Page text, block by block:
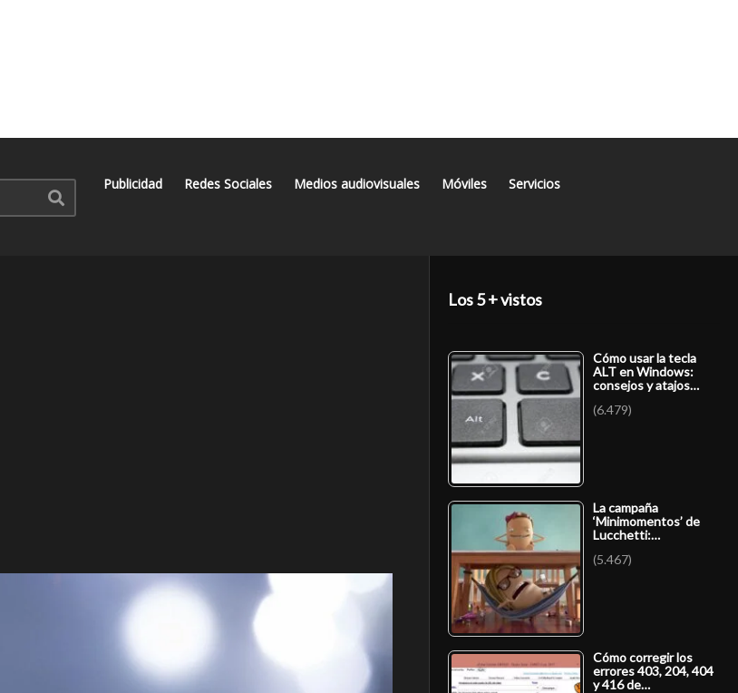
Publicidad Redes Sociales Medios audiovisuales Móviles Servicios
Los 5 + vistos
Cómo usar la tecla
ALT en Windows:
consejos y atajos…
(6.479)
La campaña
‘Minimomentos’ de
Lucchetti:…
(5.467)
Cómo corregir los
errores 403, 204, 404
y 416 de…